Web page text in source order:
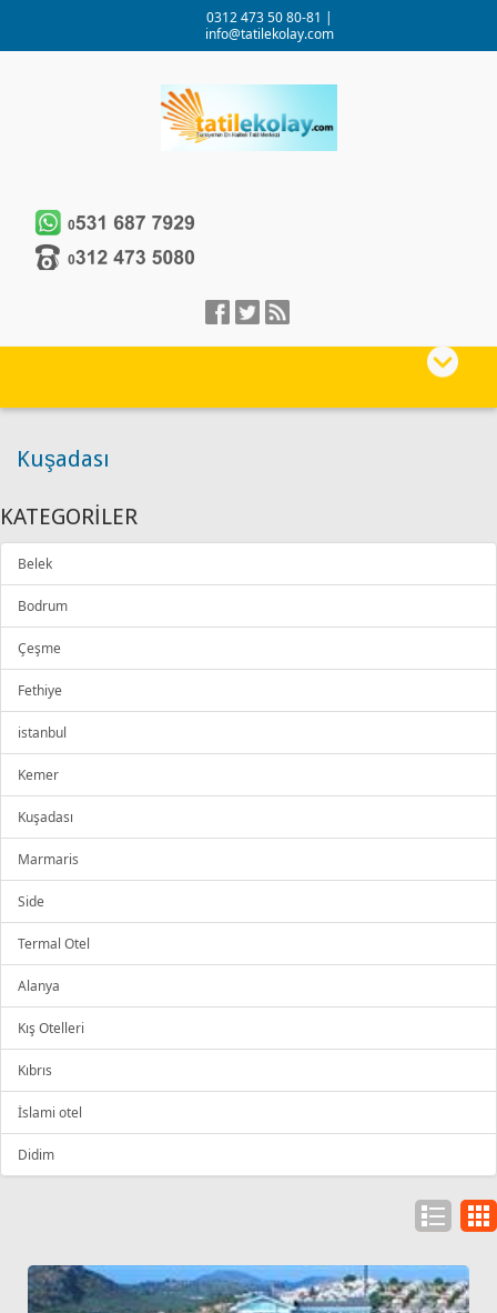
0312 473 50 80-81 |
info@tatilekolay.com
Kuşadası
KATEGORİLER
Belek
Bodrum
Çeşme
Fethiye
istanbul
Kemer
Kuşadası
Marmaris
Side
Termal Otel
Alanya
Kış Otelleri
Kıbrıs
İslami otel
Didim